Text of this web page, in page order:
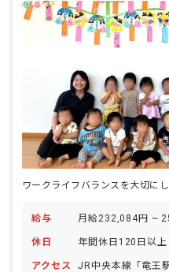
給与 月給232,084円 ~
休日 年間休日120日以上
アクセス
JR中央本線「竜王